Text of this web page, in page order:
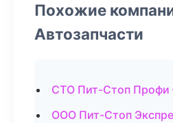
Похожие
Автозапчасти
СТО Пит-Стоп Профи
ООО Пит-Стоп